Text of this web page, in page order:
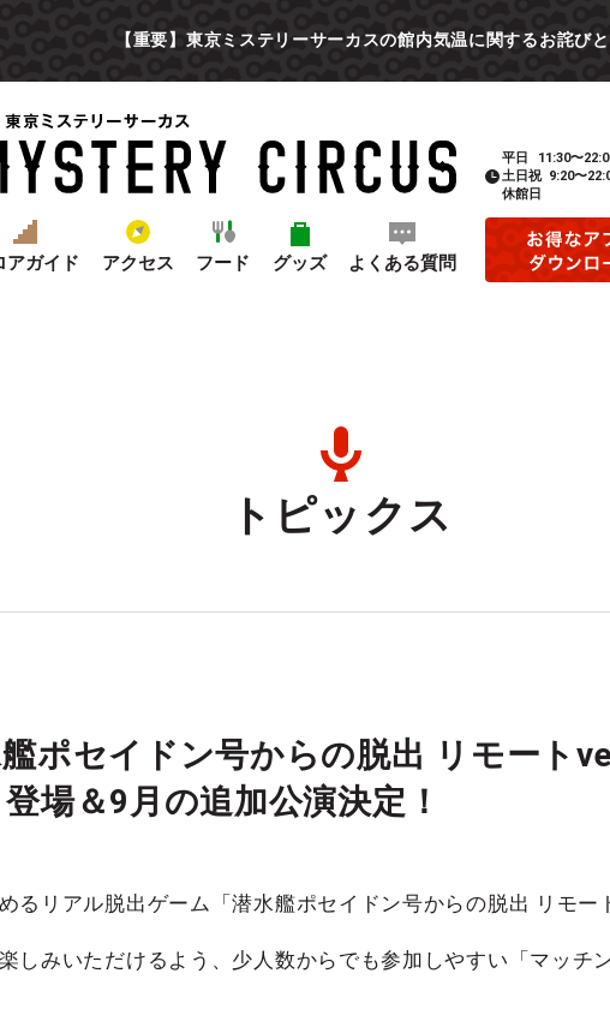
【重要】東京ミステリーサーカスの館内気温に関するお詫び
アガイド アクセス フード グッズ よくある質問
平日
11:30〜
土日祝 9:20〜
休館日
トピックス
艦ポセイドン号からの脱出 リモート
場＆9月の追加公演決定！
るリアル脱出ゲーム「潜水艦ポセイドン号からの脱出 リモー
しみいただけるよう、少人数からでも参加しやすい「マッチ